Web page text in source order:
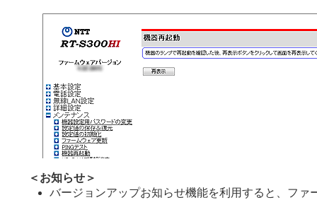
＜お知らせ＞
バージョンアップお知らせ機能を利用すると、ファ